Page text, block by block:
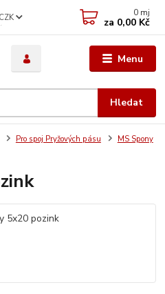
Menu
CZK
Hledat
0 mj
za 0,00 Kč
Pro spoj Pryžových pásu
MS Spony